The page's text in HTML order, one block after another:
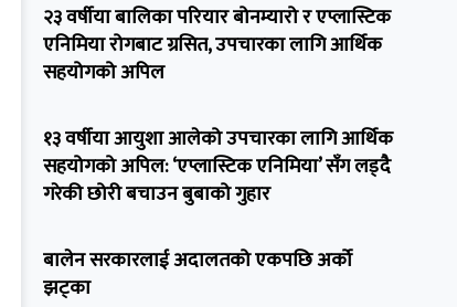
२३ वर्षीया बालिका परियार बोनम्यारो र एप्लास्टिक
एनिमिया रोगबाट ग्रसित, उपचारका लागि आर्थिक
सहयोगको अपिल
१३ वर्षीया आयुशा आलेको उपचारका लागि आर्थिक
सहयोगको अपिल: ‘एप्लास्टिक एनिमिया’ सँग लड्दै
गरेकी छोरी बचाउन बुबाको गुहार
बालेन सरकारलाई अदालतको एकपछि अर्को
झट्का